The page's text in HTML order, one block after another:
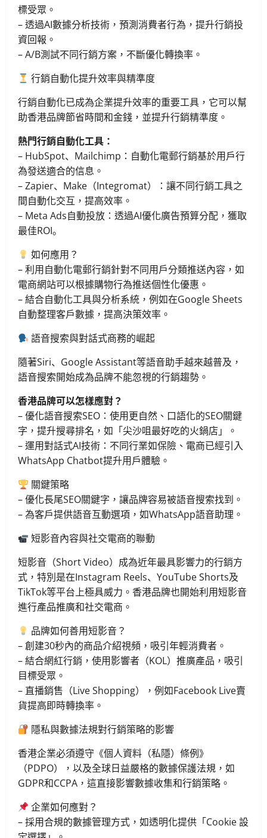
標受眾。
– 透過AI數據分析技術，預測消費者行為，提升行銷投
資回報。
– A/B測試不同行銷方案，不斷優化轉換率。
行銷自動化提升效率與精準度
行銷自動化已成為企業提升效率的重要工具，它可以幫
助香港品牌節省時間和金錢，並提升行銷精準度。
熱門行銷自動化工具：
– HubSpot、Mailchimp：自動化電郵行銷基於用戶行
為發送適合的信息。
– Zapier、Make（Integromat）：讓不同行銷工具之
間自動化交互，提高效率。
– Meta Ads自動投放：透過AI優化廣告預算分配，獲取
最佳ROI。
如何應用？
– 利用自動化電郵行銷針對不同用戶分類推送內容，如
電商網站可以根據購物行為推送個性化優惠。
– 結合自動化工具與分析系統，例如在Google Sheets
自動整理客戶數據，提高決策效率。
語音搜索與對話式商務的崛起
隨著Siri、Google Assistant等語音助手越來越普及，
語音搜索開始成為品牌不能忽視的行銷趨勢。
香港品牌可以怎樣應對？
– 優化語音搜索SEO：使用更自然、口語化的SEO關鍵
字，提升搜尋排名，如「尖沙咀最好吃的火鍋店」。
– 運用對話式AI技術：不同行業如保險、電商已經引入
WhatsApp Chatbot提升用戶體驗。
關鍵策略
– 優化長尾SEO關鍵字，讓品牌容易被語音搜索找到。
– 為客戶提供語音互動選項，如WhatsApp語音助理。
短影音內容與社交電商的聯動
短影音（Short Video）成為近年最具影響力的行銷方
式，特別是在Instagram Reels、YouTube Shorts及
TikTok等平台上極具威力。香港品牌也開始利用短影音
進行產品推廣和社交電商。
品牌如何善用短影音？
– 創建30秒內的商品介紹視頻，吸引年輕消費者。
– 結合網紅行銷，使用影響者（KOL）推廣產品，吸引
目標受眾。
– 直播銷售（Live Shopping），例如Facebook Live賣
貨提高即時轉換率。
隱私與數據法規對行銷策略的影響
香港企業必須遵守《個人資料（私隱）條例》
（PDPO），以及全球日益嚴格的數據保護法規，如
GDPR和CCPA，這直接影響數據收集和行銷策略。
企業如何應對？
– 採用合規的數據管理方式，如透明化提供「Cookie 設